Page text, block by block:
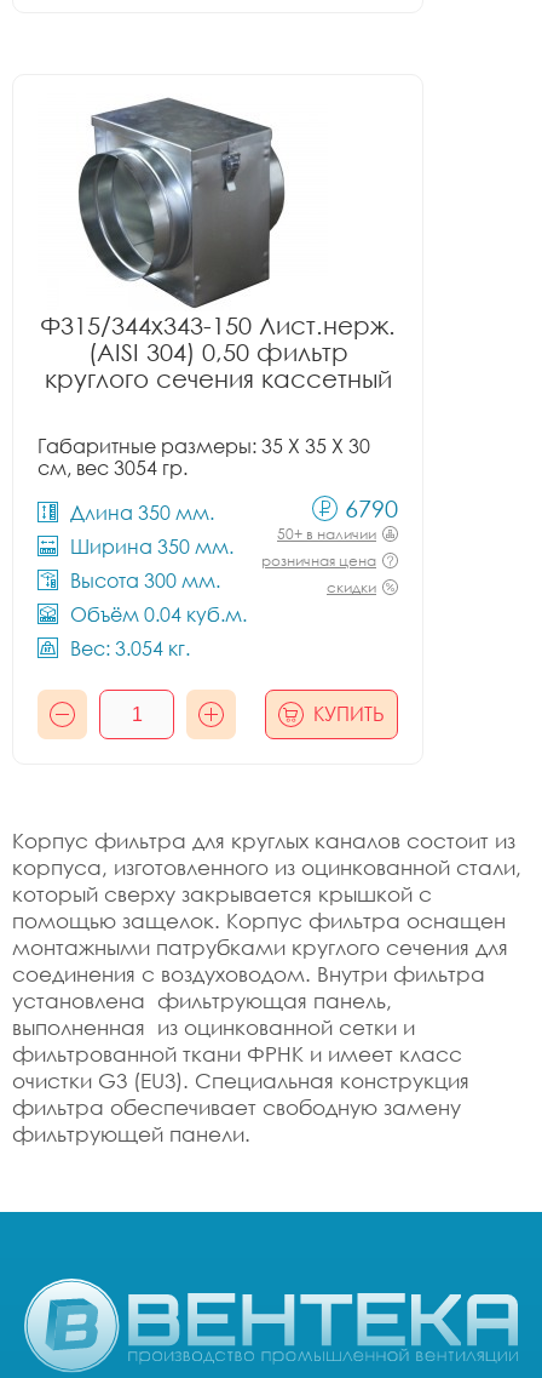
Ф315/344x343-150 Лист.нерж.
(AISI 304) 0,50 фильтр
круглого сечения кассетный
Габаритные размеры: 35 X 35 X 30
см, вес 3054 гр.
Длина 350 мм.
Ширина 350 мм.
Высота 300 мм.
Объём 0.04 куб.м.
Вес: 3.054 кг.
6790
50+ в наличии
розничная цена
скидки
КУПИТЬ
Корпус фильтра для круглых каналов состоит из
корпуса, изготовленного из оцинкованной стали,
который сверху закрывается крышкой с
помощью защелок. Корпус фильтра оснащен
монтажными патрубками круглого сечения для
соединения с воздуховодом. Внутри фильтра
установлена фильтрующая панель,
выполненная из оцинкованной сетки и
фильтрованной ткани ФРНК и имеет класс
очистки G3 (EU3). Специальная конструкция
фильтра обеспечивает свободную замену
фильтрующей панели.